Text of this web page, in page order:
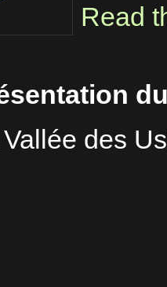
Read
des